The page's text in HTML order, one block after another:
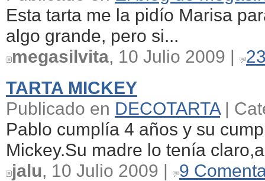
Esta tarta me la pidío Marisa
algo grande, pero si...
megasilvita, 10 Julio 2009 |
TARTA MICKEY
Publicado en DECOTARTA|
Pablo cumplía 4 años y su
Mickey.Su madre lo tenía
jalu, 10 Julio 2009 |
9